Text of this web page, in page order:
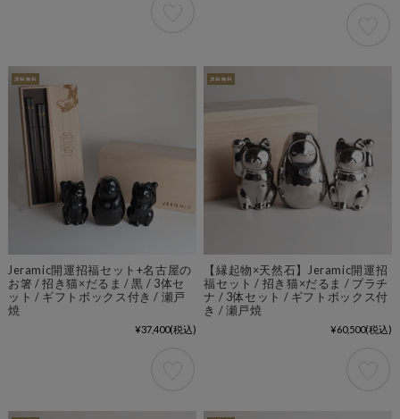
Jeramic開運招福セット+名古屋の
お箸 / 招き猫×だるま / 黒 / 3体セ
ット / ギフトボックス付き / 瀬戸
焼
¥37,400(税込)
【縁起物×天然石】Jeramic開運招
福セット / 招き猫×だるま / プラチ
ナ / 3体セット / ギフトボックス付
き / 瀬戸焼
¥60,500(税込)